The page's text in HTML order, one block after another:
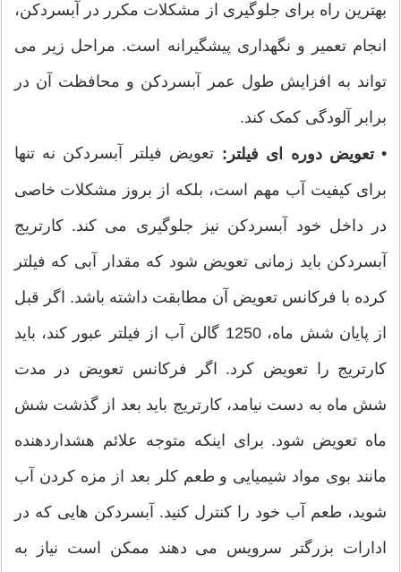
بهترین راه برای جلوگیری از مشکلات مکرر در آبسردکن،
انجام تعمیر و نگهداری پیشگیرانه است. مراحل زیر می
تواند به افزایش طول عمر آبسردکن و محافظت آن در
برابر آلودگی کمک کند.
•تعویض دوره ای فیلتر: تعویض فیلتر آبسردکن نه تنها
برای کیفیت آب مهم است، بلکه از بروز مشکلات خاصی
در داخل خود آبسردکن نیز جلوگیری می کند. کارتریج
آبسردکن باید زمانی تعویض شود که مقدار آبی که فیلتر
کرده با فرکانس تعویض آن مطابقت داشته باشد. اگر قبل
از پایان شش ماه، 1250 گالن آب از فیلتر عبور کند، باید
کارتریج را تعویض کرد. اگر فرکانس تعویض در مدت
شش ماه به دست نیامد، کارتریج باید بعد از گذشت شش
ماه تعویض شود. برای اینکه متوجه علائم هشداردهنده
مانند بوی مواد شیمیایی و طعم کلر بعد از مزه کردن آب
شوید، طعم آب خود را کنترل کنید. آبسردکن هایی که در
ادارات بزرگتر سرویس می دهند ممکن است نیاز به